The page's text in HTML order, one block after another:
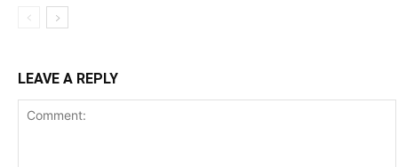
LEAVE A REPLY